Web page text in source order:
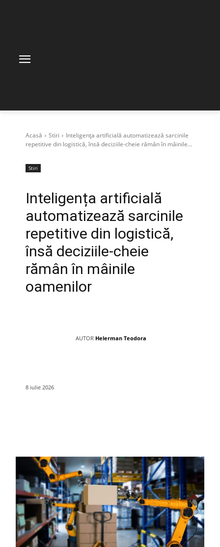
Acasă Stiri
Inteligența artificială automatizează sarcinile
repetitive din logistică, însă deciziile-cheie rămân în mâinile...
Stiri
Inteligența artificială
automatizează sarcinile
repetitive din logistică,
însă deciziile-cheie
rămân în mâinile
oamenilor
AUTOR Helerman Teodora
8 iulie 2026